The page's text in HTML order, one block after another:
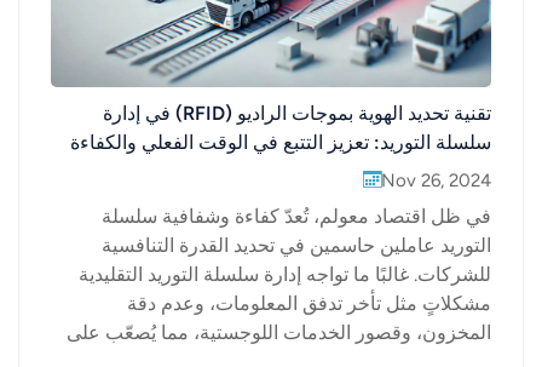
تقنية تحديد الهوية بموجات الراديو (RFID) في إدارة
سلسلة التوريد: تعزيز التتبع في الوقت الفعلي والكفاءة
التشغيلية
Nov 26, 2024
في ظل اقتصاد معولم، تُعدّ كفاءة وشفافية سلسلة
التوريد عاملين حاسمين في تحديد القدرة التنافسية
للشركات. غالبًا ما تواجه إدارة سلسلة التوريد التقليدية
مشكلاتٍ مثل تأخر تدفق المعلومات، وعدم دقة
المخزون، وقصور الخدمات اللوجستية، مما يُصعّب على